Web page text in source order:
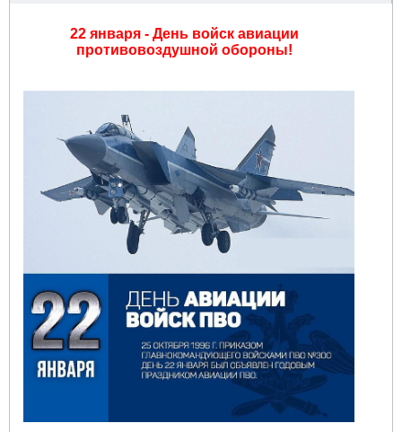
22 января - День войск авиации
противовоздушной обороны!